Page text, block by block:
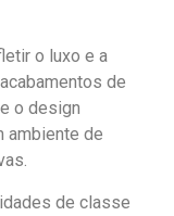
o luxo e a
de
o design
ambiente de
de classe